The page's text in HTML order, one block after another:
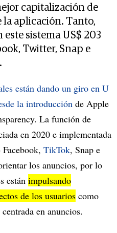
capitalización de
la aplicación. Tanto,
sistema US$ 203
Twitter, Snap e
están dando un giro en U
la introducción de Apple
La función de
en 2020 e implementada
TikTok, Snap e
los anuncios, por lo
están impulsando
de los usuarios como
en anuncios.